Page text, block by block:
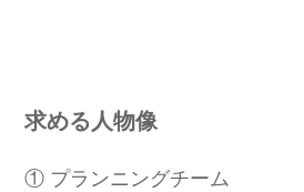
求める人物像
① プランニングチーム